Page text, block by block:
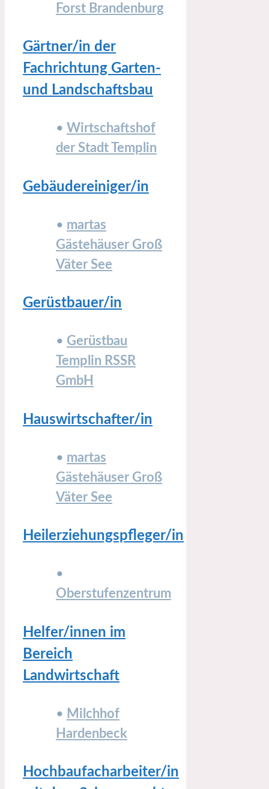
Forst Brandenburg
Gärtner/in der
Fachrichtung Garten-
und Landschaftsbau
• Wirtschaftshof
der Stadt Templin
Gebäudereiniger/in
• martas
Gästehäuser Groß
Väter See
Gerüstbauer/in
• Gerüstbau
Templin RSSR
GmbH
Hauswirtschafter/in
• martas
Gästehäuser Groß
Väter See
Heilerziehungspfleger/in
•
Oberstufenzentrum
Helfer/innen im
Bereich
Landwirtschaft
• Milchhof
Hardenbeck
Hochbaufacharbeiter/in